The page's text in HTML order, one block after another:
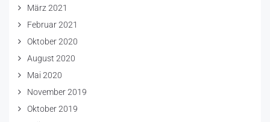
März 2021
Februar 2021
Oktober 2020
August 2020
Mai 2020
November 2019
Oktober 2019